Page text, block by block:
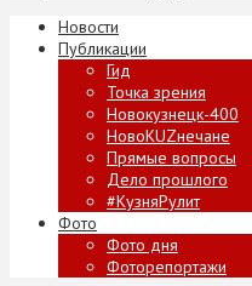
Новости
Публикации
Гид
Точка зрения
Новокузнецк-400
НовоKUZнечане
Прямые вопросы
Дело прошлого
#КузняРулит
Фото
Фото дня
Фоторепортажи